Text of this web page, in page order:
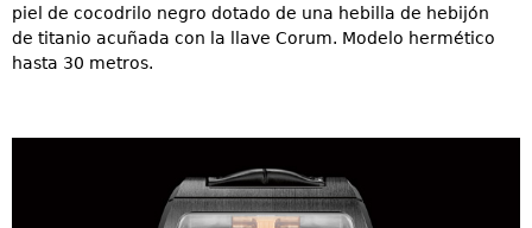
piel de cocodrilo negro dotado de una hebilla de hebijón
de titanio acuñada con la llave Corum. Modelo hermético
hasta 30 metros.